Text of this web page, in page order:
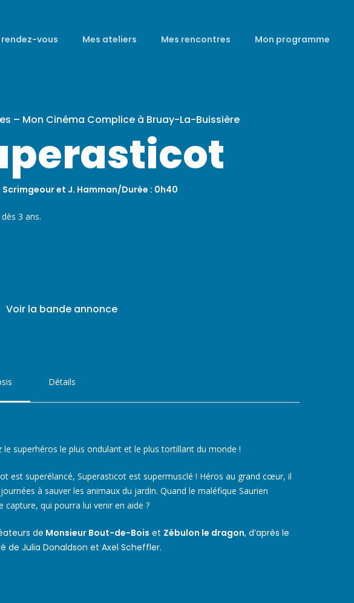
rendez-vous Mes ateliers Mes rencontres Mon programme
– Mon Cinéma Complice à Bruay-La-Buissière
Scrimgeour et J. Hamman/Durée : 0h40
3 ans.
Voir la bande annonce
Détails
le superhéros le plus ondulant et le plus tortillant du monde !
est superélancé, Superasticot est supermusclé ! Héros au grand cœur, il
à sauver les animaux du jardin. Quand le maléfique Saurien
capture, qui pourra lui venir en aide ?
de Monsieur Bout-de-Bois et Zébulon le dragon, d’après le
de Julia Donaldson et Axel Scheffler.